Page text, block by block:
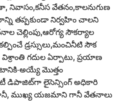
వేతనం,కాలనుగుణ
తప్పకుండా నిర్వహిం చాలని
చెల్లింపు,ఆరోగ్య సౌకర్యాల
డ్రస్సులు,మంచినీటి సౌక
విశ్రాంతి గదుల ఏర్పాటు, ప్రయాణ
టానికి-అయ్యే మొత్తం
డిపాజిట్‌గా లైసెన్సింగ్‌ అధికారి
ముఖ్య యజమాని గానీ వేతనాలు